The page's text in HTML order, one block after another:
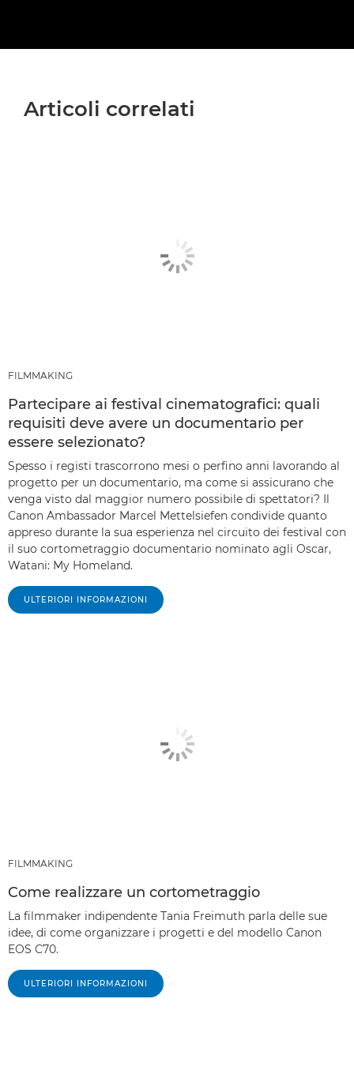
Articoli correlati
FILMMAKING
Partecipare ai festival cinematografici: quali
requisiti deve avere un documentario per
essere selezionato?
Spesso i registi trascorrono mesi o perfino anni lavorando al
progetto per un documentario, ma come si assicurano che
venga visto dal maggior numero possibile di spettatori? Il
Canon Ambassador Marcel Mettelsiefen condivide quanto
appreso durante la sua esperienza nel circuito dei festival con
il suo cortometraggio documentario nominato agli Oscar,
Watani: My Homeland.
ULTERIORI INFORMAZIONI
FILMMAKING
Come realizzare un cortometraggio
La filmmaker indipendente Tania Freimuth parla delle sue
idee, di come organizzare i progetti e del modello Canon
EOS C70.
ULTERIORI INFORMAZIONI